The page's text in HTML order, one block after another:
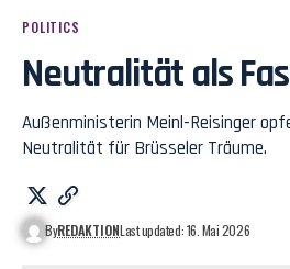
POLITICS
Neutralität als
Außenministerin Meinl-Reisinger
Neutralität für Brüsseler Träume.
ByREDAKTIONLast updated: 16. Mai 2026